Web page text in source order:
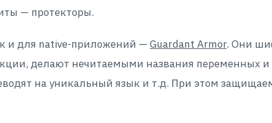
— протекторы.
и для native-приложений — Guardant Armor. Они
делают нечитаемыми названия переменных
на уникальный язык и т.д. При этом